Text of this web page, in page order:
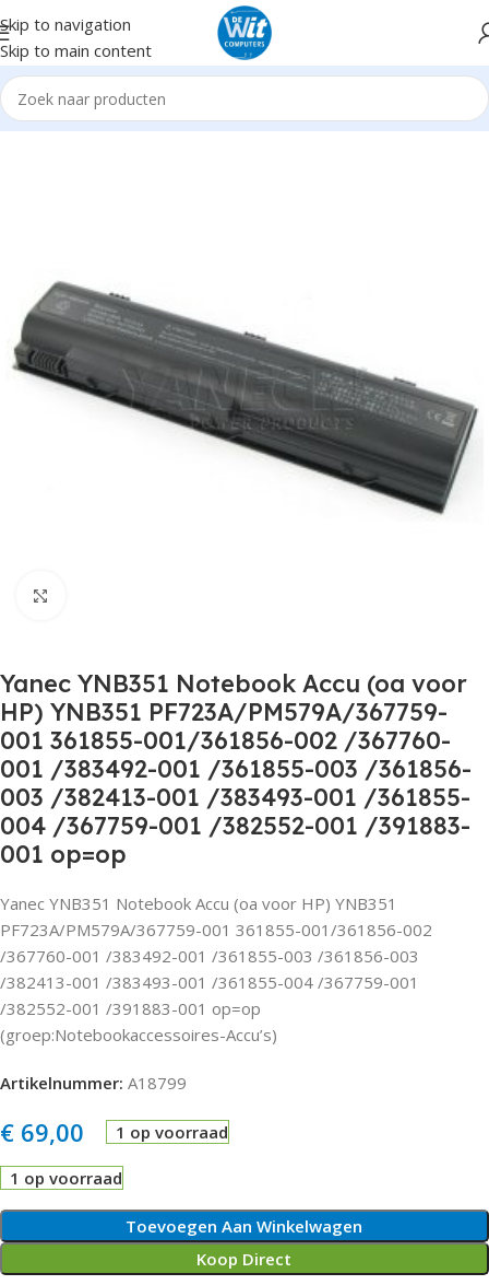
Skip to navigation
Skip to main content
Notebook/Tablet Accessoires Notebookaccessoires Accu's
Yanec YNB351 Notebook Accu (oa voor
HP) YNB351 PF723A/PM579A/367759-
001 361855-001/361856-002 /367760-
001 /383492-001 /361855-003 /361856-
003 /382413-001 /383493-001 /361855-
004 /367759-001 /382552-001 /391883-
001 op=op
Yanec YNB351 Notebook Accu (oa voor HP) YNB351
PF723A/PM579A/367759-001 361855-001/361856-002
/367760-001 /383492-001 /361855-003 /361856-003
/382413-001 /383493-001 /361855-004 /367759-001
/382552-001 /391883-001 op=op
(groep:Notebookaccessoires-Accu’s)
Artikelnummer: A18799
€ 69,00 1 op voorraad
1 op voorraad
Toevoegen Aan Winkelwagen
Koop Direct